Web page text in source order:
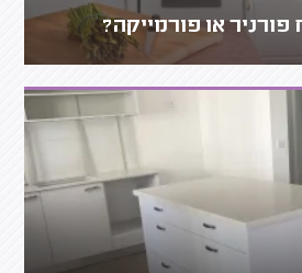
או פורמייקה?